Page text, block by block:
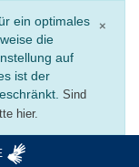
×
ein optimales
die
auf
ist der
Sind
hier.